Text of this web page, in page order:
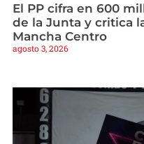
El PP cifra en 600
de la Junta y critica
Mancha Centro
agosto 3, 2026